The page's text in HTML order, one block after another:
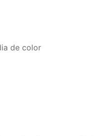
de color